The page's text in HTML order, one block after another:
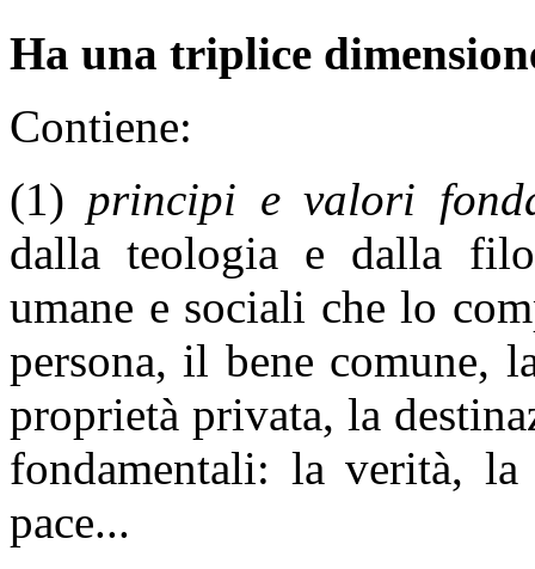
Ha una triplice
Contiene:
(1) principi e valori
dalla teologia e dalla
umane e sociali che lo
persona, il bene comune,
proprietà privata, la
fondamentali: la verità,
pace...